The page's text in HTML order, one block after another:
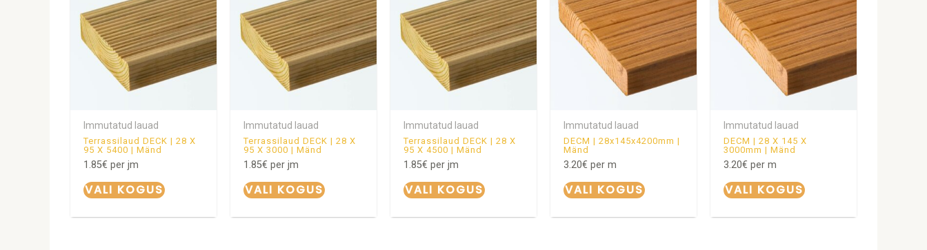
Immutatud lauad
Terrassilaud DECK | 28 X
95 X 5400 | Mänd
1.85€ per jm
VALI KOGUS
Immutatud lauad
Terrassilaud DECK | 28 X
95 X 3000 | Mänd
1.85€ per jm
VALI KOGUS
Immutatud lauad
Terrassilaud DECK | 28 X
95 X 4500 | Mänd
1.85€ per jm
VALI KOGUS
Immutatud lauad
DECM | 28x145x4200mm |
Mänd
3.20€ per m
VALI KOGUS
Immutatud lauad
DECM | 28 X 145 X
3000mm | Mänd
3.20€ per m
VALI KOGUS